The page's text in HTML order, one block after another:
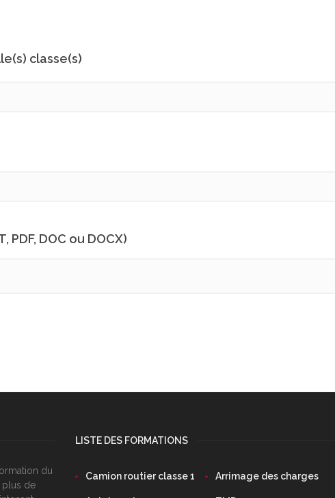
classe(s)
PDF, DOC ou DOCX)
du
plus de
LISTE DES FORMATIONS
Camion routier classe 1 Arrimage des charges